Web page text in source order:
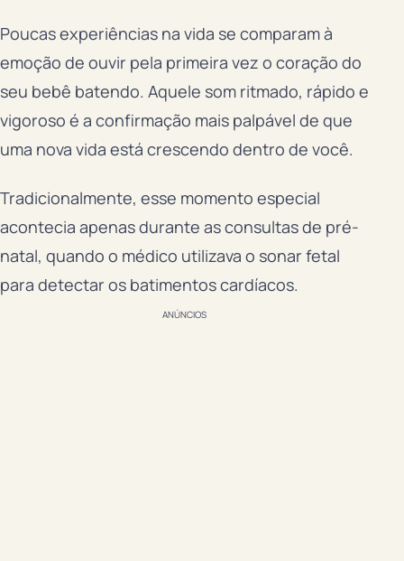
Poucas experiências na vida se comparam à
emoção de ouvir pela primeira vez o coração do
seu bebê batendo. Aquele som ritmado, rápido e
vigoroso é a confirmação mais palpável de que
uma nova vida está crescendo dentro de você.
Tradicionalmente, esse momento especial
acontecia apenas durante as consultas de pré-
natal, quando o médico utilizava o sonar fetal
para detectar os batimentos cardíacos.
ANÚNCIOS